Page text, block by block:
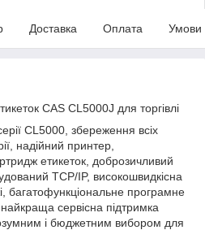
Доставка Оплата Умови
CAS CL5000J для торгівлі
CL5000, збереження всіх
надійний принтер,
етикеток, доброзичливий
TCP/IP, високошвидкісна
багатофункціональне програмне
сервісна підтримка
і бюджетним вибором для